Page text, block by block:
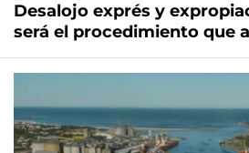
Desalojo exprés y
será el procedimiento que